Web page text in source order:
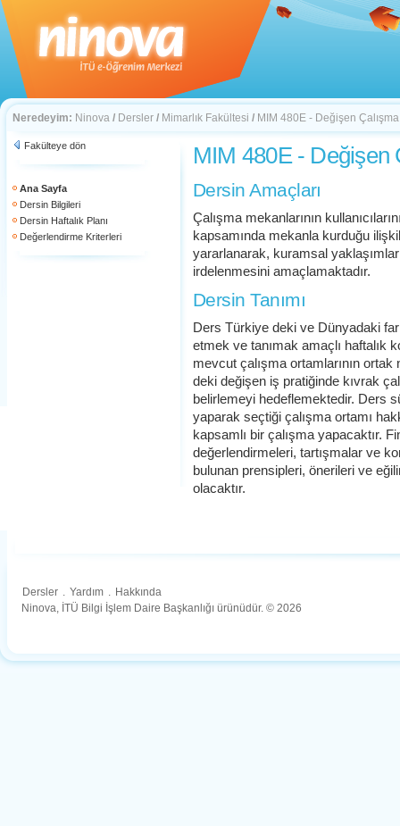
Neredeyim: Ninova / Dersler / Mimarlık Fakültesi / MIM 480E - Değişen Çalışma
Fakülteye dön
Ana Sayfa
Dersin Bilgileri
Dersin Haftalık Planı
Değerlendirme Kriterleri
MIM 480E - Değişen
Dersin Amaçları
Çalışma mekanlarının
kapsamında mekanla kurduğu
yararlanarak, kuramsal
irdelenmesini amaçlamaktadır.
Dersin Tanımı
Ders Türkiye deki ve Dünyadaki
etmek ve tanımak amaçlı haftalık
mevcut çalışma ortamlarının ortak
deki değişen iş pratiğinde kıvrak
belirlemeyi hedeflemektedir. Ders
yaparak seçtiği çalışma ortamı
kapsamlı bir çalışma yapacaktır.
değerlendirmeleri, tartışmalar ve
bulunan prensipleri, önerileri ve
olacaktır.
Dersler . Yardım . Hakkında
Ninova, İTÜ Bilgi İşlem Daire Başkanlığı ürünüdür. © 2026